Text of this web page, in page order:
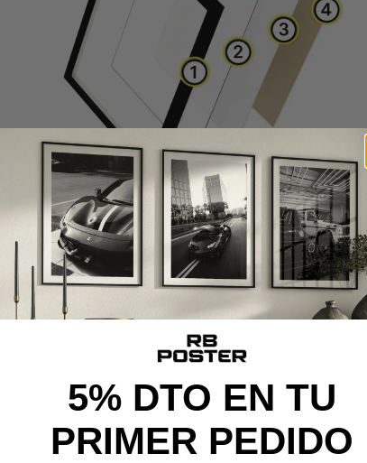
CALIDAD DE MUSEO
Cada poster se produce con materiales premium y un
proceso cuidado al detalle, desde la impresión de alta
definición hasta el montaje final, ofreciendo una pieza con
calidad de museo y acabado excepcional.
5% DTO EN TU
PRIMER PEDIDO